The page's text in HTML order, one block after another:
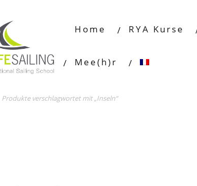
Home RYA Kurse
Mee(h)r
Produkte verschlagwortet mit „Inseln“